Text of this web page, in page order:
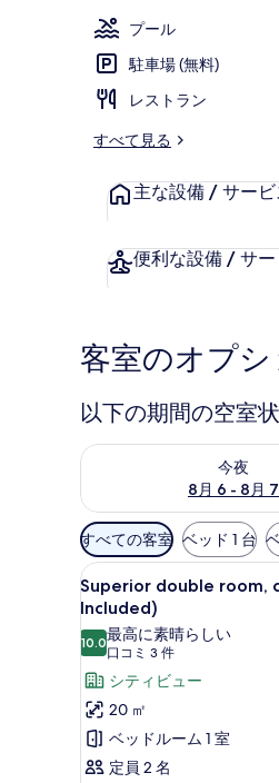
ー
プール
駐車場 (無料)
レストラン
すべて見る
主な設備 / サービ
便利な設備 / サー
客室のオプシ
以下の期間の空室
今夜
8月 6 - 8月 7
今夜 8月 6 - 8月 7 の空
利
用
可
能
な
客
室
の
絞
り
込
すべての客室 ベッド 1 台
Superior
double
room,
city
view
(Afternoon
Tea
Included)
5
Superior double room,
Included)
10.010 点中 10.0
最高に素晴らしい
口コミ 3 件
(口
コ
ミ
件)
シティビュー
20 ㎡
ベッドルーム 1 室
定員 2 名